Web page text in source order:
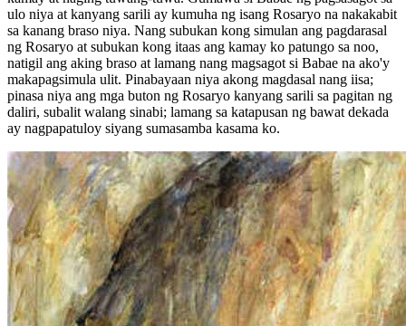
ulo niya at kanyang sarili ay kumuha ng isang Rosaryo na nakakabit
sa kanang braso niya. Nang subukan kong simulan ang pagdarasal
ng Rosaryo at subukan kong itaas ang kamay ko patungo sa noo,
natigil ang aking braso at lamang nang magsagot si Babae na ako'y
makapagsimula ulit. Pinabayaan niya akong magdasal nang iisa;
pinasa niya ang mga buton ng Rosaryo kanyang sarili sa pagitan ng
daliri, subalit walang sinabi; lamang sa katapusan ng bawat dekada
ay nagpapatuloy siyang sumasamba kasama ko.